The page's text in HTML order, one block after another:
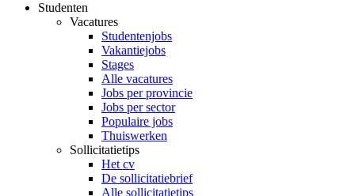
Studenten
Vacatures
Studentenjobs
Vakantiejobs
Stages
Alle vacatures
Jobs per provincie
Jobs per sector
Populaire jobs
Thuiswerken
Sollicitatietips
Het cv
De sollicitatiebrief
Alle sollicitatietips